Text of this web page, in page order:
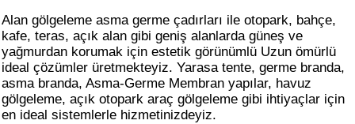
Alan gölgeleme asma germe çadırları ile otopark, bahçe,
kafe, teras, açık alan gibi geniş alanlarda güneş ve
yağmurdan korumak için estetik görünümlü Uzun ömürlü
ideal çözümler üretmekteyiz. Yarasa tente, germe branda,
asma branda, Asma-Germe Membran yapılar, havuz
gölgeleme, açık otopark araç gölgeleme gibi ihtiyaçlar için
en ideal sistemlerle hizmetinizdeyiz.